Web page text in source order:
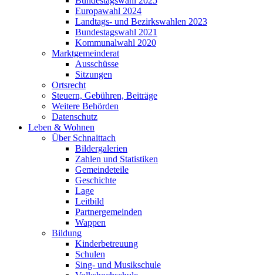
Europawahl 2024
Landtags- und Bezirkswahlen 2023
Bundestagswahl 2021
Kommunalwahl 2020
Marktgemeinderat
Ausschüsse
Sitzungen
Ortsrecht
Steuern, Gebühren, Beiträge
Weitere Behörden
Datenschutz
Leben & Wohnen
Über Schnaittach
Bildergalerien
Zahlen und Statistiken
Gemeindeteile
Geschichte
Lage
Leitbild
Partnergemeinden
Wappen
Bildung
Kinderbetreuung
Schulen
Sing- und Musikschule